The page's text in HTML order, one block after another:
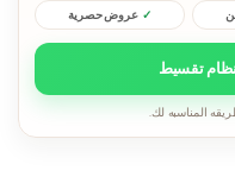
عروض حصرية
تقسيط
المناسبه لك.